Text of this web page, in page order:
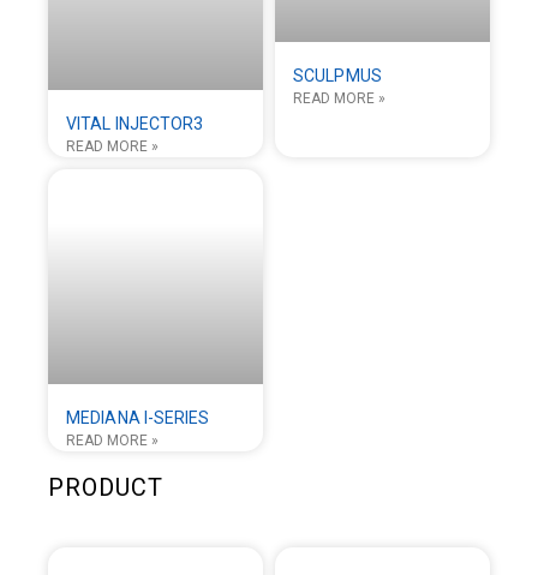
VITAL INJECTOR3
READ MORE »
SCULPMUS
READ MORE »
MEDIANA I-SERIES
READ MORE »
PRODUCT